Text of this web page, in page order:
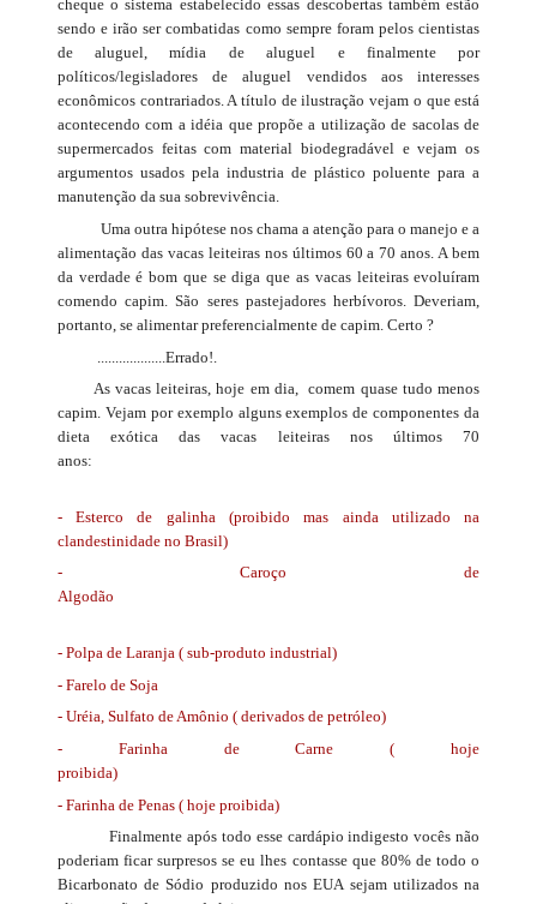
cheque o sistema estabelecido essas descobertas também estão
sendo e irão ser combatidas como sempre foram pelos cientistas
de aluguel, mídia de aluguel e finalmente por
políticos/legisladores de aluguel vendidos aos interesses
econômicos contrariados. A título de ilustração vejam o que está
acontecendo com a idéia que propõe a utilização de sacolas de
supermercados feitas com material biodegradável e vejam os
argumentos usados pela industria de plástico poluente para a
manutenção da sua sobrevivência.
Uma outra hipótese nos chama a atenção para o manejo e a
alimentação das vacas leiteiras nos últimos 60 a 70 anos. A bem
da verdade é bom que se diga que as vacas leiteiras evoluíram
comendo capim. São seres pastejadores herbívoros. Deveriam,
portanto, se alimentar preferencialmente de capim. Certo ?
...................Errado!.
As vacas leiteiras, hoje em dia, comem quase tudo menos
capim. Vejam por exemplo alguns exemplos de componentes da
dieta exótica das vacas leiteiras nos últimos 70
anos:
- Esterco de galinha (proibido mas ainda utilizado na
clandestinidade no Brasil)
- Caroço de
Algodão
- Polpa de Laranja ( sub-produto industrial)
- Farelo de Soja
- Uréia, Sulfato de Amônio ( derivados de petróleo)
- Farinha de Carne ( hoje
proibida)
- Farinha de Penas ( hoje proibida)
Finalmente após todo esse cardápio indigesto vocês não
poderiam ficar surpresos se eu lhes contasse que 80% de todo o
Bicarbonato de Sódio produzido nos EUA sejam utilizados na